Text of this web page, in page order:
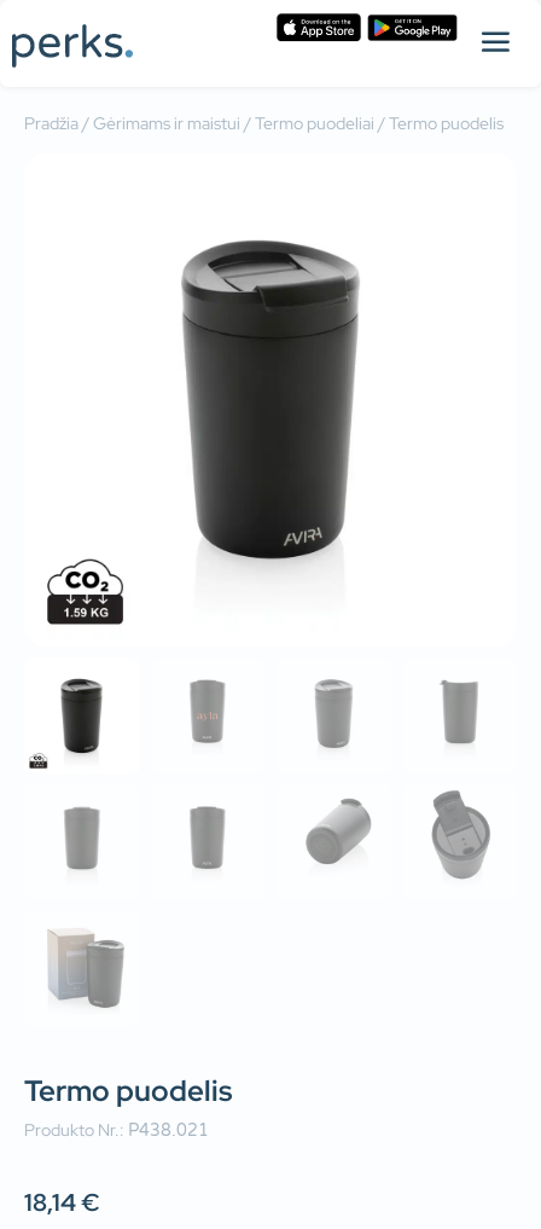
Pradžia/Gėrimams ir maistui /Termo puodeliai / Termo puodelis
Termo puodelis
Produkto Nr.: P438.021
18,14€